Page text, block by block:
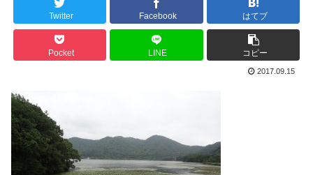
Twitter Facebook はてブ
Pocket LINE コピー
2017.09.15